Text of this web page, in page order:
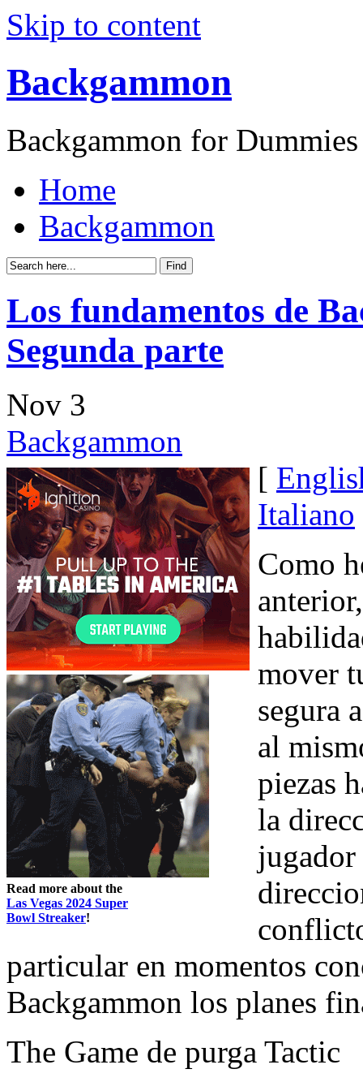
Skip to content
Backgammon
Backgammon for Dummies
Home
Backgammon
Los fundamentos de
Segunda parte
Nov 3
Backgammon
Read more about the
Las Vegas 2024 Super
Bowl Streaker!
[
Italiano
Como
mover
segura
al
piezas
la
particular en momentos
Backgammon los planes
The Game de purga Tactic